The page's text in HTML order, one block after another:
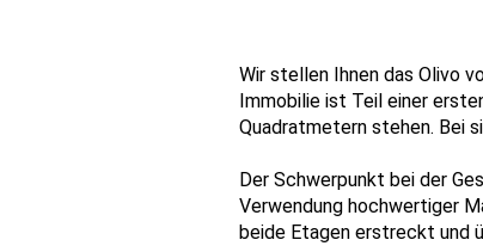
Wir stellen Ihnen das Olivo
Immobilie ist Teil einer
Quadratmetern stehen. Bei
Der Schwerpunkt bei der
Verwendung hochwertiger
beide Etagen erstreckt und